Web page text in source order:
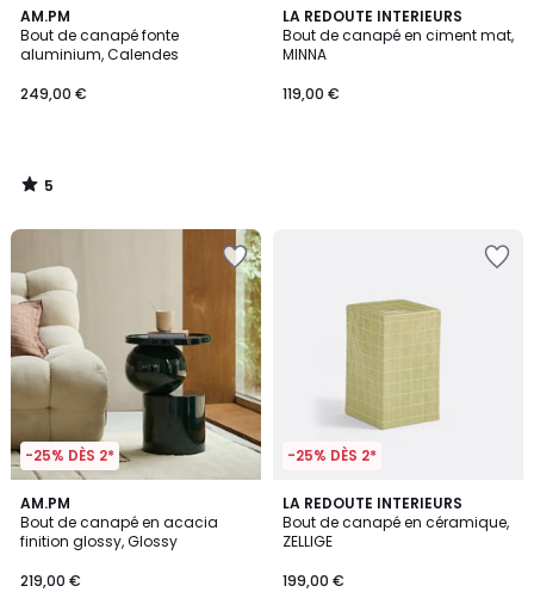
AM.PM
Bout de canapé fonte
aluminium, Calendes
249,00 €
5
/
5
5
/
LA REDOUTE INTERIEURS
Bout de canapé en ciment mat,
MINNA
119,00 €
-25% DÈS 2*
AM.PM
Bout de canapé en acacia
finition glossy, Glossy
219,00 €
3,7
/ 5
-25% DÈS 2*
LA REDOUTE INTERIEURS
Bout de canapé en céramique,
ZELLIGE
199,00 €